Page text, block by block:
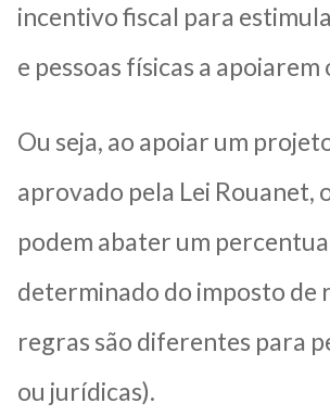
incentivo fiscal para
e pessoas físicas a apoiarem
Ou seja, ao apoiar um
aprovado pela Lei Rouanet,
podem abater um
determinado do imposto de
regras são diferentes para
ou jurídicas).